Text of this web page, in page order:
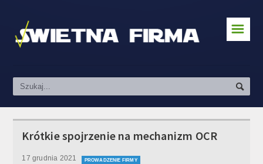
Zakładanie działalności
Pozyskiwanie klientów
Kredyty i finanse
☰
Krótkie spojrzenie na mechanizm OCR
17 grudnia 2021 PROWADZENIE FIRMY